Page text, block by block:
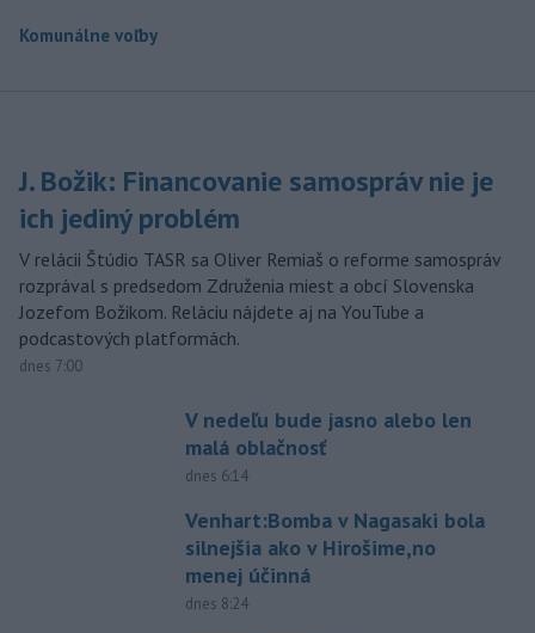
Komunálne voľby
J. Božik: Financovanie samospráv nie je
ich jediný problém
V relácii Štúdio TASR sa Oliver Remiaš o reforme samospráv
rozprával s predsedom Združenia miest a obcí Slovenska
Jozefom Božikom. Reláciu nájdete aj na YouTube a
podcastových platformách.
dnes 7:00
V nedeľu bude jasno alebo len
malá oblačnosť
dnes 6:14
Venhart:Bomba v Nagasaki bola
silnejšia ako v Hirošime,no
menej účinná
dnes 8:24